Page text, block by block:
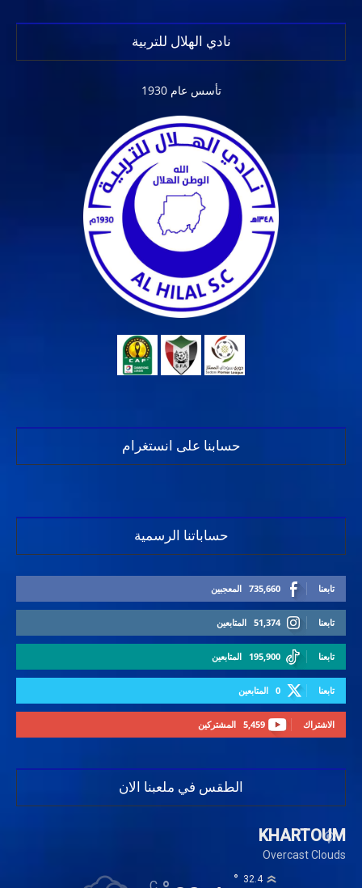
نادي الهلال للتربية
تأسس عام 1930
حسابنا على انستغرام
حساباتنا الرسمية
735,660 المعجبين تابعنا
51,374 المتابعين تابعنا
195,900 المتابعين تابعنا
0 المتابعين تابعنا
5,459 المشتركين الاشتراك
الطقس في ملعبنا الان
KHARTOUM
Overcast Clouds
32.4
°